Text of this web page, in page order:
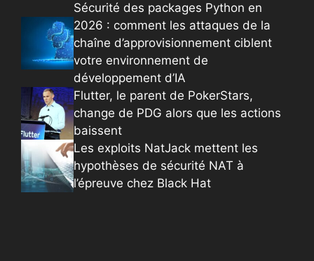
Sécurité des packages Python en
2026 : comment les attaques de la
chaîne d’approvisionnement ciblent
votre environnement de
développement d’IA
Flutter, le parent de PokerStars,
change de PDG alors que les actions
baissent
Les exploits NatJack mettent les
hypothèses de sécurité NAT à
l’épreuve chez Black Hat